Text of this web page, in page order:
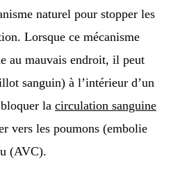
naturel pour stopper les
Lorsque ce mécanisme
au mauvais endroit, il peut
sanguin) à l’intérieur d’un
la circulation sanguine
vers les poumons (embolie
(AVC).